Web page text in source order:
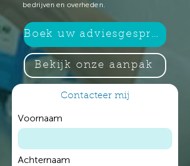
bedrijven en overheden.
Boek uw adviesgesprek
Bekijk onze aanpak
Contacteer mij
Voornaam
Achternaam